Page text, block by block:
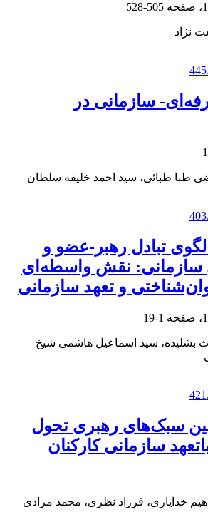
505-528
نژاد
سازمانی در
طبا طبائی، سید احمد خلیفه سلطان
تبادل رهبر-عضو و
سازمانی: نقش واسطه‌ای
و تعهد سازمانی
1-19
بشلیده، سید اسماعیل هاشمی شیخ
سبک‌های رهبری تحول
سازمانی کارکنان
خدایاری، فرزاد نظری، محمد مرادی